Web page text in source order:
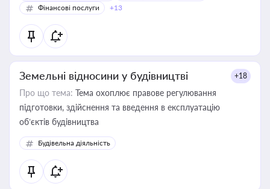
Фінансові послуги
+13
Земельні відносини у будівництві +18
Про що тема: Тема охоплює правове регулювання
підготовки, здійснення та введення в експлуатацію
об’єктів будівництва
Будівельна діяльність